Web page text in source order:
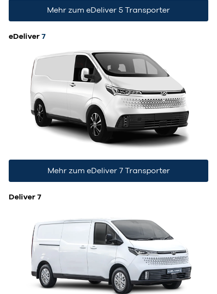
Mehr zum eDeliver 5 Transporter
eDeliver 7
Mehr zum eDeliver 7 Transporter
Deliver 7